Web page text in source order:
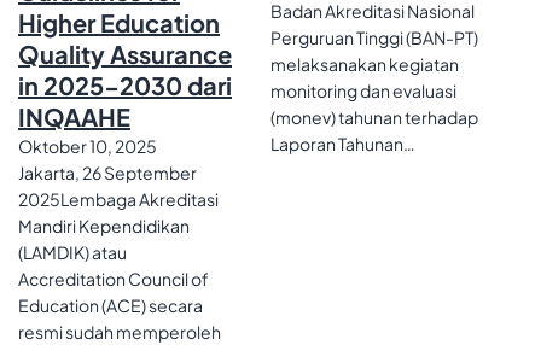
Higher Education
Quality Assurance
in 2025-2030 dari
INQAAHE
Oktober 10, 2025
Jakarta, 26 September
2025Lembaga Akreditasi
Mandiri Kependidikan
(LAMDIK) atau
Accreditation Council of
Education (ACE) secara
resmi sudah memperoleh
Badan Akreditasi Nasional
Perguruan Tinggi (BAN-PT)
melaksanakan kegiatan
monitoring dan evaluasi
(monev) tahunan terhadap
Laporan Tahunan…